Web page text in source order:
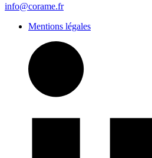
info@corame.fr
Mentions légales